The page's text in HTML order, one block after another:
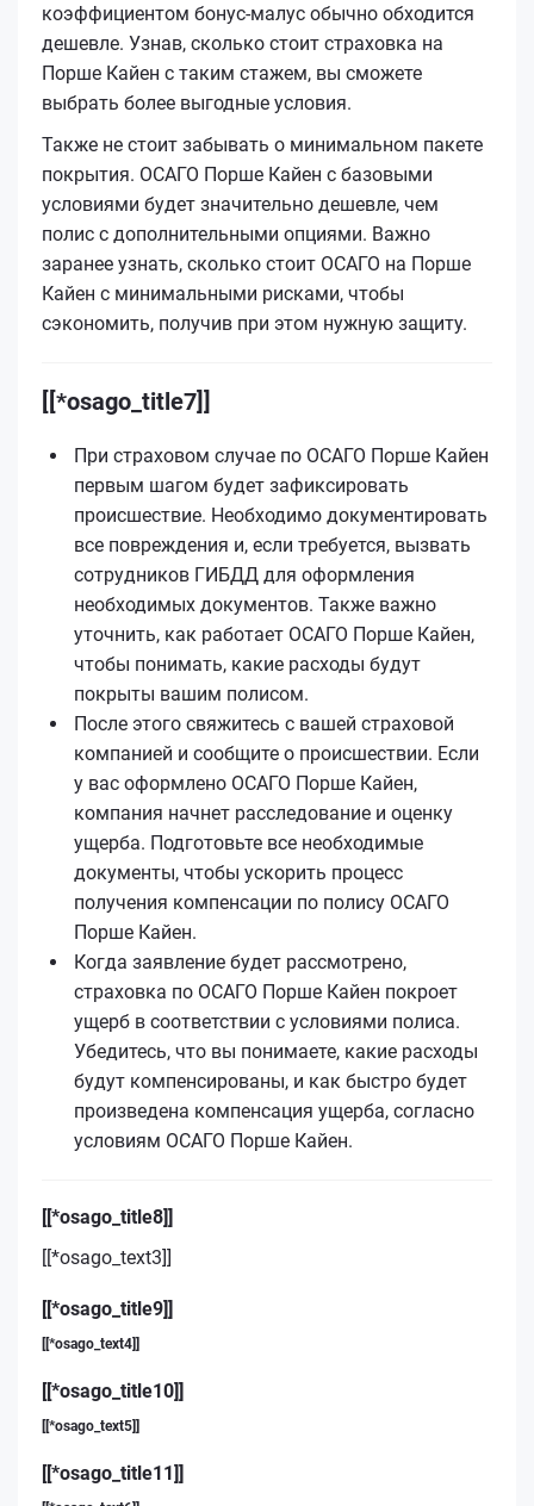
коэффициентом бонус-малус обычно обходится
дешевле. Узнав, сколько стоит страховка на
Порше Кайен с таким стажем, вы сможете
выбрать более выгодные условия.
Также не стоит забывать о минимальном пакете
покрытия. ОСАГО Порше Кайен с базовыми
условиями будет значительно дешевле, чем
полис с дополнительными опциями. Важно
заранее узнать, сколько стоит ОСАГО на Порше
Кайен с минимальными рисками, чтобы
сэкономить, получив при этом нужную защиту.
[[*osago_title7]]
При страховом случае по ОСАГО Порше Кайен
первым шагом будет зафиксировать
происшествие. Необходимо документировать
все повреждения и, если требуется, вызвать
сотрудников ГИБДД для оформления
необходимых документов. Также важно
уточнить, как работает ОСАГО Порше Кайен,
чтобы понимать, какие расходы будут
покрыты вашим полисом.
После этого свяжитесь с вашей страховой
компанией и сообщите о происшествии. Если
у вас оформлено ОСАГО Порше Кайен,
компания начнет расследование и оценку
ущерба. Подготовьте все необходимые
документы, чтобы ускорить процесс
получения компенсации по полису ОСАГО
Порше Кайен.
Когда заявление будет рассмотрено,
страховка по ОСАГО Порше Кайен покроет
ущерб в соответствии с условиями полиса.
Убедитесь, что вы понимаете, какие расходы
будут компенсированы, и как быстро будет
произведена компенсация ущерба, согласно
условиям ОСАГО Порше Кайен.
[[*osago_title8]]
[[*osago_text3]]
[[*osago_title9]]
[[*osago_text4]]
[[*osago_title10]]
[[*osago_text5]]
[[*osago_title11]]